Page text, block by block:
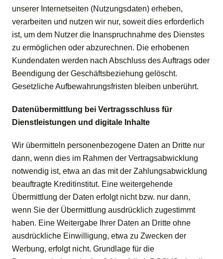
unserer Internetseiten (Nutzungsdaten) erheben,
verarbeiten und nutzen wir nur, soweit dies erforderlich
ist, um dem Nutzer die Inanspruchnahme des Dienstes
zu ermöglichen oder abzurechnen. Die erhobenen
Kundendaten werden nach Abschluss des Auftrags oder
Beendigung der Geschäftsbeziehung gelöscht.
Gesetzliche Aufbewahrungsfristen bleiben unberührt.
Datenübermittlung bei Vertragsschluss für
Dienstleistungen und digitale Inhalte
Wir übermitteln personenbezogene Daten an Dritte nur
dann, wenn dies im Rahmen der Vertragsabwicklung
notwendig ist, etwa an das mit der Zahlungsabwicklung
beauftragte Kreditinstitut. Eine weitergehende
Übermittlung der Daten erfolgt nicht bzw. nur dann,
wenn Sie der Übermittlung ausdrücklich zugestimmt
haben. Eine Weitergabe Ihrer Daten an Dritte ohne
ausdrückliche Einwilligung, etwa zu Zwecken der
Werbung, erfolgt nicht. Grundlage für die